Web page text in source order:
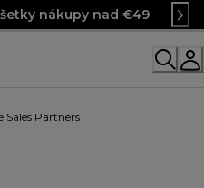
nákupy nad €49
Sales Partners